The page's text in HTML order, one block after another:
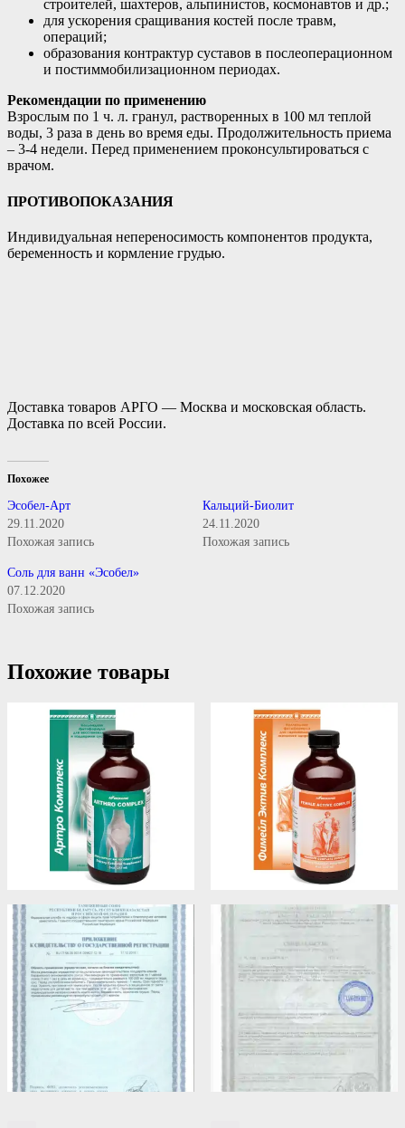
строителей, шахтеров, альпинистов, космонавтов и др.;
для ускорения сращивания костей после травм,
операций;
образования контрактур суставов в послеоперационном
и постиммобилизационном периодах.
Рекомендации по применению
Взрослым по 1 ч. л. гранул, растворенных в 100 мл теплой
воды, 3 раза в день во время еды. Продолжительность приема
– 3-4 недели. Перед применением проконсультироваться с
врачом.
ПРОТИВОПОКАЗАНИЯ
Индивидуальная непереносимость компонентов продукта,
беременность и кормление грудью.
Доставка товаров АРГО — Москва и московская область.
Доставка по всей России.
Похожее
Эсобел-Арт
29.11.2020
Похожая запись
Кальций-Биолит
24.11.2020
Похожая запись
Соль для ванн «Эсобел»
07.12.2020
Похожая запись
Похожие товары